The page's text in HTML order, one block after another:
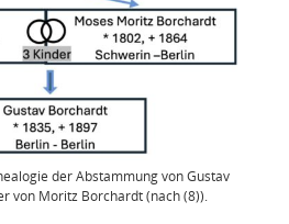
der Abstammung von Gustav
von Moritz Borchardt (nach (8)).